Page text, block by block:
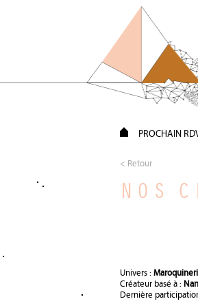
PROCHAIN
< Retour
NOS
Univers :
Créateur basé à :
Dernière